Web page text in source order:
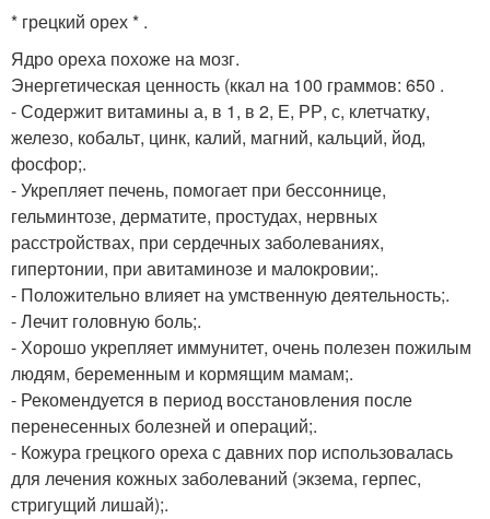
* грецкий орех * .
Ядро ореха похоже на мозг.
Энергетическая ценность (ккал на 100 граммов: 650 .
- Содержит витамины а, в 1, в 2, Е, РР, с, клетчатку,
железо, кобальт, цинк, калий, магний, кальций, йод,
фосфор;.
- Укрепляет печень, помогает при бессоннице,
гельминтозе, дерматите, простудах, нервных
расстройствах, при сердечных заболеваниях,
гипертонии, при авитаминозе и малокровии;.
- Положительно влияет на умственную деятельность;.
- Лечит головную боль;.
- Хорошо укрепляет иммунитет, очень полезен пожилым
людям, беременным и кормящим мамам;.
- Рекомендуется в период восстановления после
перенесенных болезней и операций;.
- Кожура грецкого ореха с давних пор использовалась
для лечения кожных заболеваний (экзема, герпес,
стригущий лишай);.